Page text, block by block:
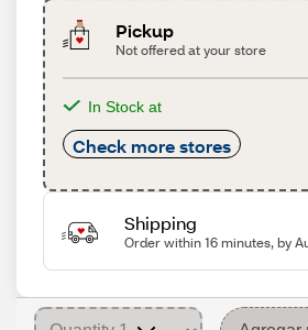
Pickup
Not offered at your store
In Stock at
Check more stores
Shipping
Order within 16 minutes, by